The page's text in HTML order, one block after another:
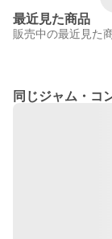
最近見た商品
販売中の最近見た
同じジャム・コ